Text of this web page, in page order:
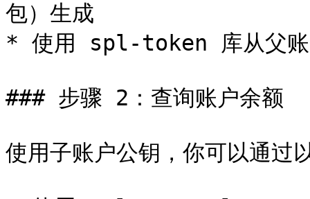
包）生成
* 使用 spl-token 库从父账
### 步骤 2：查询账户余额
使用子账户公钥，你可以通过